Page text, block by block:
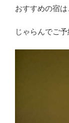
おすすめの宿
じゃらんでご